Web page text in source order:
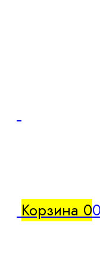
Корзина 0